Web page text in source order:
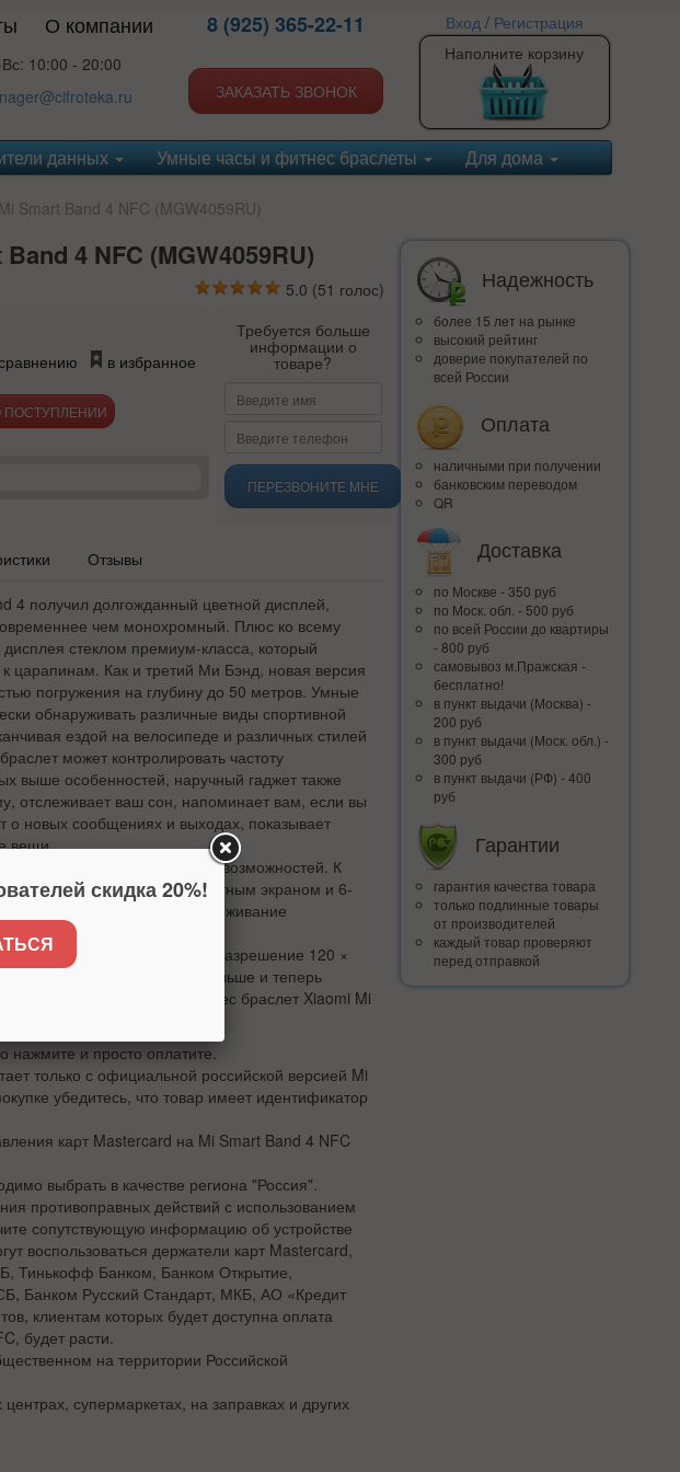
О компании
10:00 - 20:00
8 (925) 365-22-11
ЗАКАЗАТЬ ЗВОНОК
Вход/ Регистрация
Наполните корзину
данных Умные часы и фитнес браслеты Для дома
Smart Band 4 NFC (MGW4059RU)
4 NFC (MGW4059RU)
5.0 (51 голос)
в избранное
Требуется больше
информации о
товаре?
ПЕРЕЗВОНИТЕ МНЕ
Отзывы
4 получил долгожданный цветной дисплей,
чем монохромный. Плюс ко всему
стеклом премиум-класса, который
царапинам. Как и третий Ми Бэнд, новая версия
погружения на глубину до 50 метров. Умные
обнаруживать различные виды спортивной
ездой на велосипеде и различных стилей
может контролировать частоту
выше особенностей, наручный гаджет также
отслеживает ваш сон, напоминает вам, если вы
о новых сообщениях и выходах, показывает
вещи.
новых функциональных возможностей. К
экрана с новым цветным экраном и 6-
позволяет улучшить отслеживание
диагональю 0,95-дюймов, разрешение 120 ×
Хоть экран стал больше и теперь
автономной работы. Ф
итнес браслет Xiaomi Mi
нажмите и просто оплатите.
только с официальной российской версией Mi
убедитесь, что товар имеет идентификатор
карт Mastercard на Mi Smart Band 4 NFC
выбрать в качестве региона "Россия".
противоправных действий с использованием
сопутствующую информацию об устройстве
воспользоваться держатели карт Mastercard,
Тинькофф Банком, Банком Открытие,
Банком Русский Стандарт, МКБ, АО «Кредит
клиентам которых будет доступна оплата
будет расти.
на территории Российской
супермаркетах, на заправках и других
Надежность
более 15 лет на рынке
высокий рейтинг
доверие покупателей по
всей России
Оплата
наличными при получении
банковским переводом
QR
Доставка
по Москве - 350 руб
по Моск. обл. - 500 руб
по всей Росcии до квартиры
- 800 руб
самовывоз м.Пражская -
бесплатно!
в пункт выдачи (Москва) -
200 руб
в пункт выдачи (Моск. обл.) -
300 руб
в пункт выдачи (РФ) - 400
руб
Гарантии
гарантия качества товара
только подлинные товары
от производителей
каждый товар проверяют
перед отправкой
скидка 20%!